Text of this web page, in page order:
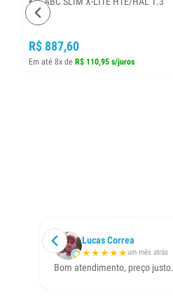
R$ 887,60
Em até 8x de R$ 110,95 s/juros
Lucas Correa
★★★★★um mês atrás
Bom atendimento, preço justo.